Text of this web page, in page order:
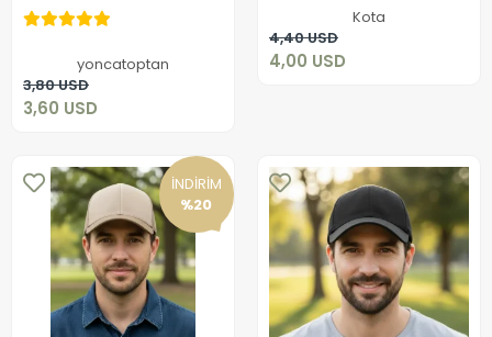
yoncatoptan
3,80 USD
3,60 USD
3,60 USD
Sepete Ekle
Kota
4,40 USD
4,00 USD
Sepete Ekle
İNDİRİM
%20